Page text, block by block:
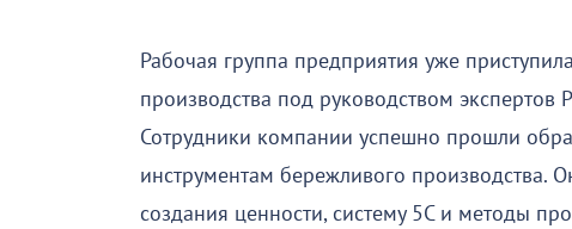
Рабочая группа предприятия уже
производства под руководством экспертов
Сотрудники компании успешно прошли
инструментам бережливого производства.
создания ценности, систему 5С и методы